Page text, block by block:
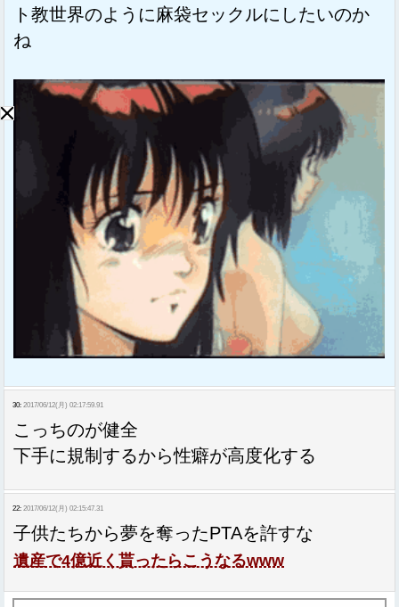
ト教世界のように麻袋セックルにしたいのか
ね
30: 2017/06/12(月) 02:17:59.91
こっちのが健全
下手に規制するから性癖が高度化する
22: 2017/06/12(月) 02:15:47.31
子供たちから夢を奪ったPTAを許すな
遺産で4億近く貰ったらこうなるwww
Sponsored Link